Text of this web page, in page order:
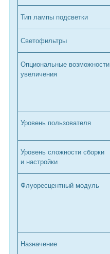
Тип лампы подсветки
Светофильтры
Опциональные возможности
увеличения
Уровень пользователя
Уровень сложности сборки
и настройки
Флуоресцентный модуль
Назначение